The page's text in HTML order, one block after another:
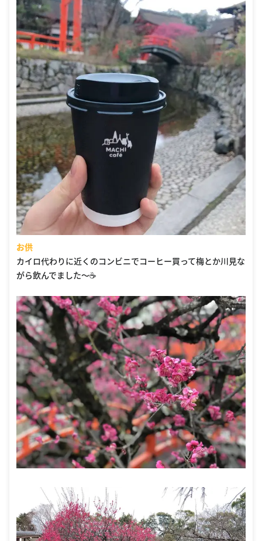
お供
カイロ代わりに近くのコンビニでコーヒー買って梅とか川見な
がら飲んでました〜☕️